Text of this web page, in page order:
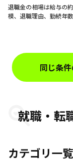
退職金の相場は給与の
模、退職理由、勤続年
同じ条
就職・転
カテゴリ一覧